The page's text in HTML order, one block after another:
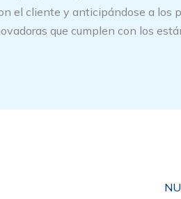
el cliente y anticipándose a los
que cumplen con los